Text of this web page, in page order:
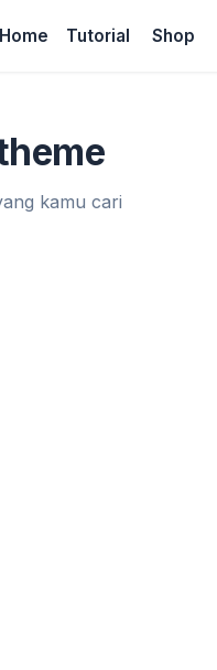
Home Tutorial Shop
kamu cari